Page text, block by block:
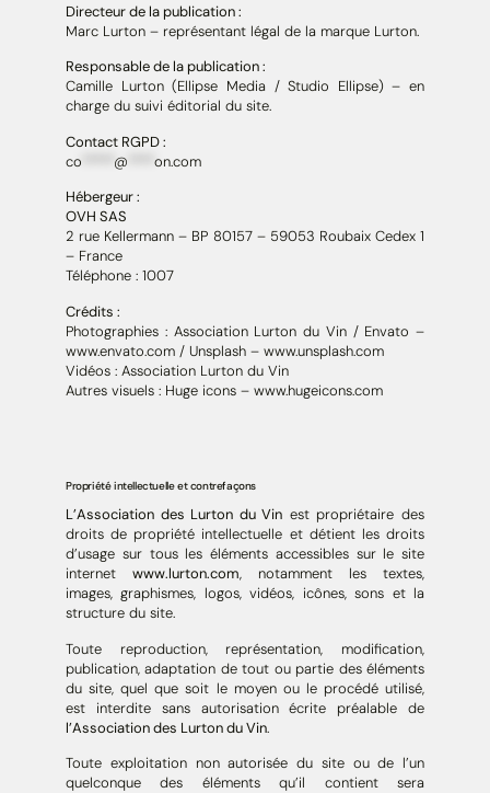
Directeur de la publication :
Marc Lurton – représentant légal de la marque Lurton.
Responsable de la publication :
Camille Lurton (Ellipse Media / Studio Ellipse) – en
charge du suivi éditorial du site.
Contact RGPD :
co
@
on.com
Hébergeur :
OVH SAS
2 rue Kellermann – BP 80157 – 59053 Roubaix Cedex 1
– France
Téléphone : 1007
Crédits :
Photographies : Association Lurton du Vin / Envato –
www.envato.com / Unsplash – www.unsplash.com
Vidéos : Association Lurton du Vin
Autres visuels : Huge icons – www.hugeicons.com
Propriété intellectuelle et contrefaçons
L’Association des Lurton du Vin est propriétaire des
droits de propriété intellectuelle et détient les droits
d’usage sur tous les éléments accessibles sur le site
internet www.lurton.com, notamment les textes,
images, graphismes, logos, vidéos, icônes, sons et la
structure du site.
Toute reproduction, représentation, modification,
publication, adaptation de tout ou partie des éléments
du site, quel que soit le moyen ou le procédé utilisé,
est interdite sans autorisation écrite préalable de
l’Association des Lurton du Vin.
Toute exploitation non autorisée du site ou de l’un
quelconque des éléments qu’il contient sera